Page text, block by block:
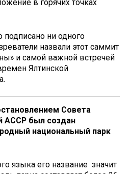
в горячих точках
подписано ни одного
назвали этот саммит
и самой важной встречей
Ялтинской
Совета
АССР был создан
национальный парк
языка его название значит